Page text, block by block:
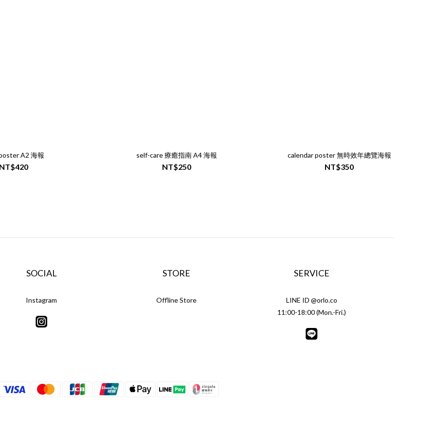
A2 海報 self-care 療癒指南 A4 海報
NT$250
calendar poster 無時效年總覽海報
NT$350
SOCIAL
Instagram
STORE
Offline Store
SERVICE
LINE ID @orlo.co
11:00-18:00 (Mon.-Fri.)